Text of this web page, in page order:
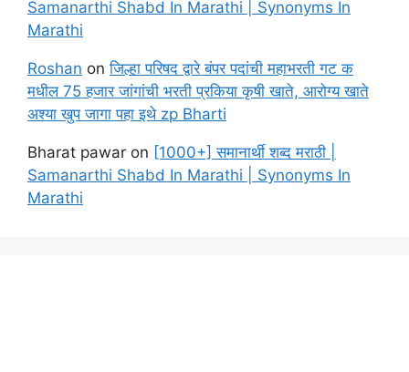
Samanarthi Shabd In Marathi | Synonyms In
Marathi
Roshan onजिल्हा परिषद द्वारे बंपर पदांची महाभरती गट क
मधील 75 हजार जांगांची भरती प्रकिया कृषी खाते, आरोग्य खाते
अश्या खुप जागा पहा इथे zp Bharti
Bharat pawar on [1000+] समानार्थी शब्द मराठी |
Samanarthi Shabd In Marathi | Synonyms In
Marathi